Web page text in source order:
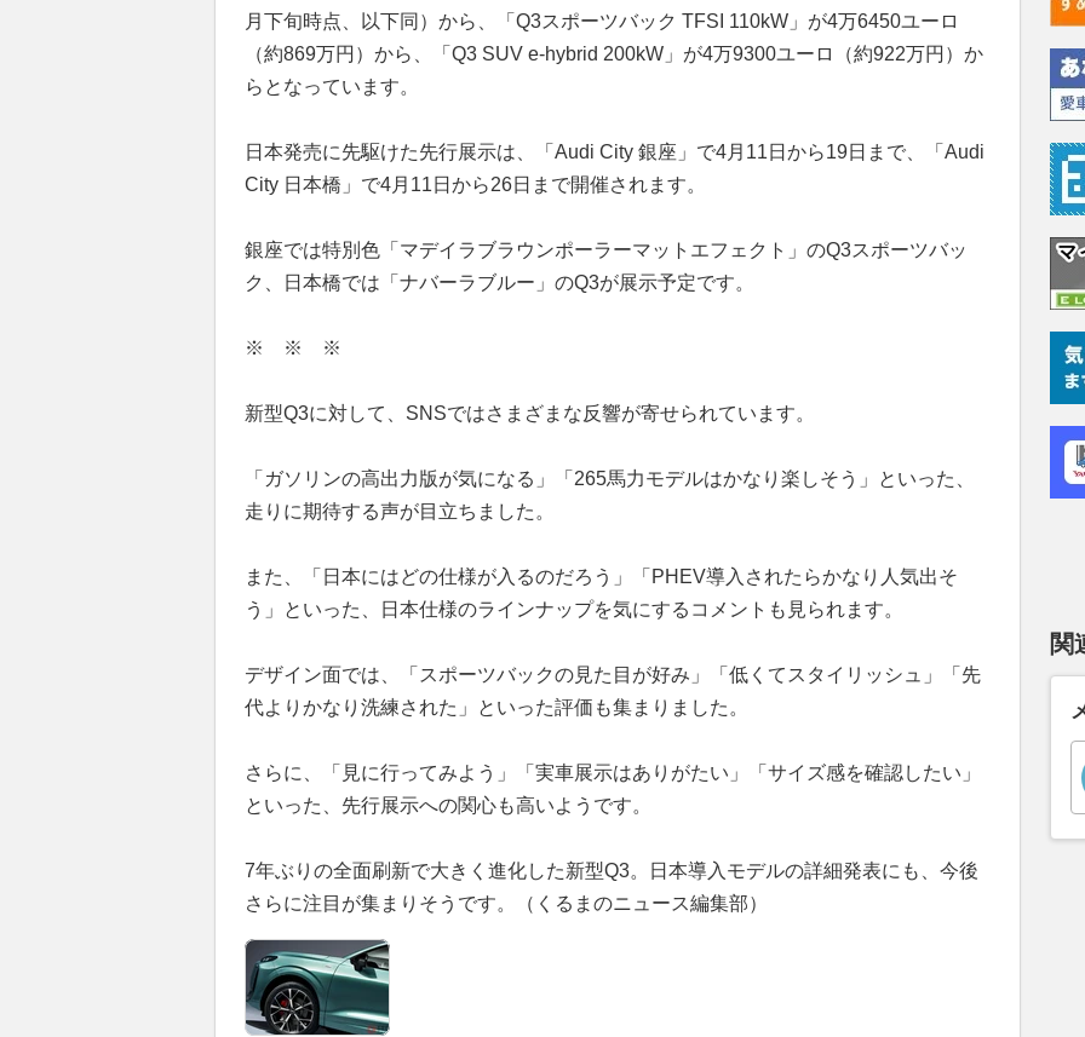
月下旬時点、以下同）から、「Q3スポーツバック TFSI 110kW」が4万6450ユーロ
（約869万円）から、「Q3 SUV e-hybrid 200kW」が4万9300ユーロ（約922万円）か
らとなっています。
日本発売に先駆けた先行展示は、「Audi City 銀座」で4月11日から19日まで、「Audi
City 日本橋」で4月11日から26日まで開催されます。
銀座では特別色「マデイラブラウンポーラーマットエフェクト」のQ3スポーツバッ
ク、日本橋では「ナバーラブルー」のQ3が展示予定です。
※ ※ ※
新型Q3に対して、SNSではさまざまな反響が寄せられています。
「ガソリンの高出力版が気になる」「265馬力モデルはかなり楽しそう」といった、
走りに期待する声が目立ちました。
また、「日本にはどの仕様が入るのだろう」「PHEV導入されたらかなり人気出そ
う」といった、日本仕様のラインナップを気にするコメントも見られます。
デザイン面では、「スポーツバックの見た目が好み」「低くてスタイリッシュ」「先
代よりかなり洗練された」といった評価も集まりました。
さらに、「見に行ってみよう」「実車展示はありがたい」「サイズ感を確認したい」
といった、先行展示への関心も高いようです。
7年ぶりの全面刷新で大きく進化した新型Q3。日本導入モデルの詳細発表にも、今後
さらに注目が集まりそうです。（くるまのニュース編集部）
関